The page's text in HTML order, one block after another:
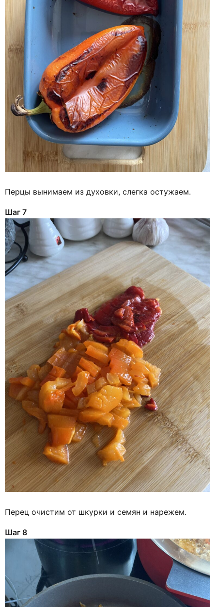
Перцы вынимаем из духовки, слегка остужаем.
Шаг 7
Перец очистим от шкурки и семян и нарежем.
Шаг 8